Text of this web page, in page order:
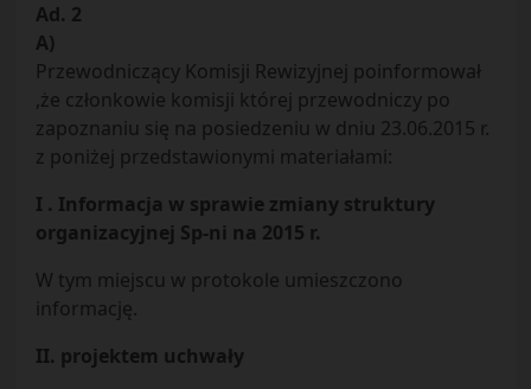
Ad. 2
A)
Przewodniczący Komisji Rewizyjnej poinformował
,że członkowie komisji której przewodniczy po
zapoznaniu się na posiedzeniu w dniu 23.06.2015 r.
z poniżej przedstawionymi materiałami:
I . Informacja w sprawie zmiany struktury
organizacyjnej Sp-ni na 2015 r.
W tym miejscu w protokole umieszczono
informację.
II. projektem uchwały